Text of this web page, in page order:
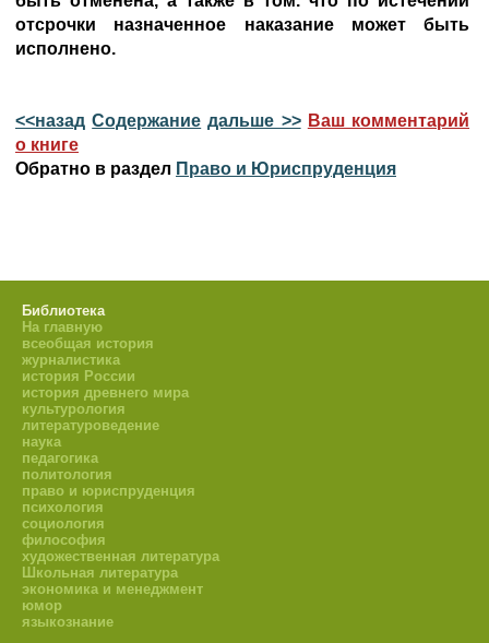
отсрочки назначенное наказание может быть
исполнено.
<<назад Содержание дальше >> Ваш комментарий
о книге
Обратно в раздел Право и Юриспруденция
Библиотека
На главную
всеобщая история
журналистика
история России
история древнего мира
культурология
литературоведение
наука
педагогика
политология
право и юриспруденция
психология
социология
философия
художественная литература
Школьная литература
экономика и менеджмент
юмор
языкознание